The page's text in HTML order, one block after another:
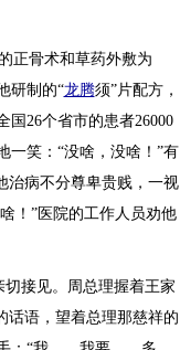
正骨术和草药外敷为
研制的“龙腾须”片配方，
国26个省市的患者26000
一笑：“没啥，没啥！”有
治病不分尊卑贵贱，一视
！”医院的工作人员劝他
切接见。周总理握着王家
话语，望着总理那慈祥的